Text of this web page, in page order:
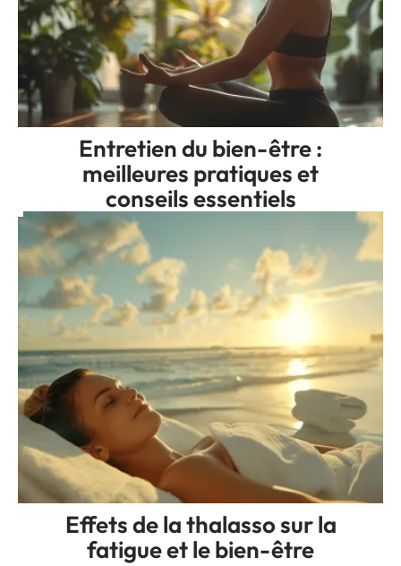
Entretien du bien-être :
meilleures pratiques et
conseils essentiels
Effets de la thalasso sur la
fatigue et le bien-être